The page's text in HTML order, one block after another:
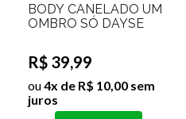
BODY CANELADO UM
OMBRO SÓ DAYSE
R$ 39,99
ou4x de R$ 10,00 sem
juros